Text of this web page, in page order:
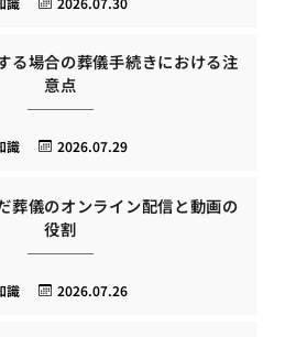
る場合の葬儀手続きにおける注
意点
2026.07.29
識
葬儀のオンライン配信と動画の
役割
2026.07.26
識